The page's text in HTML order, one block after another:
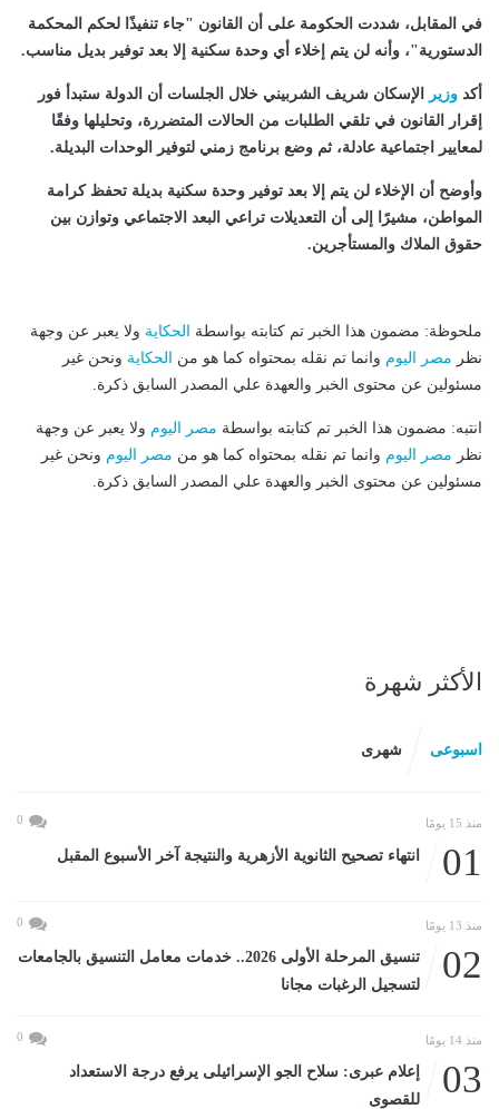
في المقابل، شددت الحكومة على أن القانون "جاء تنفيذًا لحكم المحكمة
الدستورية"، وأنه لن يتم إخلاء أي وحدة سكنية إلا بعد توفير بديل مناسب.
أكد وزير
الإسكان شريف الشربيني خلال الجلسات أن الدولة ستبدأ فور
إقرار القانون في تلقي الطلبات من الحالات المتضررة، وتحليلها وفقًا
لمعايير اجتماعية عادلة، ثم وضع برنامج زمني لتوفير الوحدات البديلة.
وأوضح أن الإخلاء لن يتم إلا بعد توفير وحدة سكنية بديلة تحفظ كرامة
المواطن، مشيرًا إلى أن التعديلات تراعي البعد الاجتماعي وتوازن بين
حقوق الملاك والمستأجرين.
ملحوظة: مضمون هذا الخبر تم كتابته بواسطة الحكاية ولا يعبر عن وجهة
نظر مصر اليوم وانما تم نقله بمحتواه كما هو من الحكاية ونحن غير
مسئولين عن محتوى الخبر والعهدة علي المصدر السابق ذكرة.
انتبه: مضمون هذا الخبر تم كتابته بواسطة مصر اليوم ولا يعبر عن وجهة
نظر مصر اليوم وانما تم نقله بمحتواه كما هو من مصر اليوم ونحن غير
مسئولين عن محتوى الخبر والعهدة علي المصدر السابق ذكرة.
الأكثر شهرة
اسبوعى شهرى
منذ 15 يومًا 0
01 انتهاء تصحيح الثانوية الأزهرية والنتيجة آخر الأسبوع المقبل
منذ 13 يومًا 0
02
تنسيق المرحلة الأولى 2026.. خدمات معامل التنسيق بالجامعات
لتسجيل الرغبات مجانا
منذ 14 يومًا 0
03
إعلام عبرى: سلاح الجو الإسرائيلى يرفع درجة الاستعداد
للقصوى